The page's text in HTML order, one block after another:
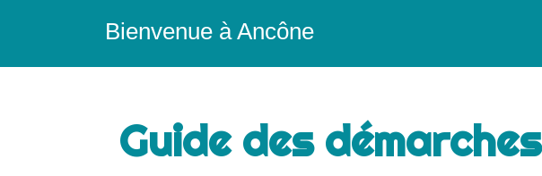
Bienvenue à Ancône
Guide des démarches